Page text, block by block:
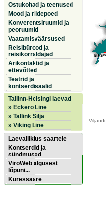
Ostukohad ja teenused
Mood ja riidepoed
Konverentsiruumid ja
peoruumid
Vaatamisväärsused
Reisibürood ja
reisikorraldajad
Ärikontaktid ja
ettevõtted
Teatrid ja
kontserdisaalid
Tallinn-Helsingi laevad
» Eckerö Line
» Tallink Silja
» Viking Line
Laevaliiklus saartele
Kontserdid ja
sündmused
ViroWeb algusest
lõpuni...
Kuressaare
Viljandi